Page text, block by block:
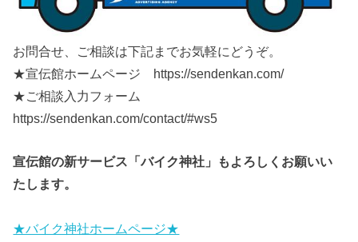
お問合せ、ご相談は下記までお気軽にどうぞ。
★宣伝館ホームページ https://sendenkan.com/
★ご相談入力フォーム
https://sendenkan.com/contact/#ws5
宣伝館の新サービス「バイク神社」もよろしくお願いい
たします。
★バイク神社ホームページ★